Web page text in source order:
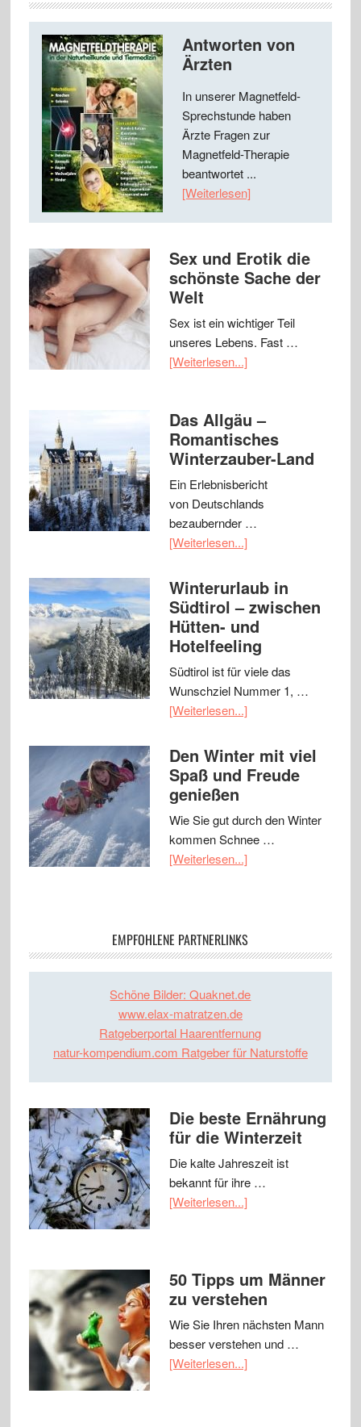
Antworten von
Ärzten
In unserer Magnetfeld-
Sprechstunde haben
Ärzte Fragen zur
Magnetfeld-Therapie
beantwortet ...
[Weiterlesen]
Sex und Erotik die
schönste Sache der
Welt
Sex ist ein wichtiger Teil
unseres Lebens. Fast …
[Weiterlesen...]
Das Allgäu –
Romantisches
Winterzauber-Land
Ein Erlebnisbericht
von Deutschlands
bezaubernder …
[Weiterlesen...]
Winterurlaub in
Südtirol – zwischen
Hütten- und
Hotelfeeling
Südtirol ist für viele das
Wunschziel Nummer 1, …
[Weiterlesen...]
Den Winter mit viel
Spaß und Freude
genießen
Wie Sie gut durch den Winter
kommen Schnee …
[Weiterlesen...]
EMPFOHLENE PARTNERLINKS
Schöne Bilder: Quaknet.de
www.elax-matratzen.de
Ratgeberportal Haarentfernung
natur-kompendium.com Ratgeber für Naturstoffe
Die beste Ernährung
für die Winterzeit
Die kalte Jahreszeit ist
bekannt für ihre …
[Weiterlesen...]
50 Tipps um Männer
zu verstehen
Wie Sie Ihren nächsten Mann
besser verstehen und …
[Weiterlesen...]